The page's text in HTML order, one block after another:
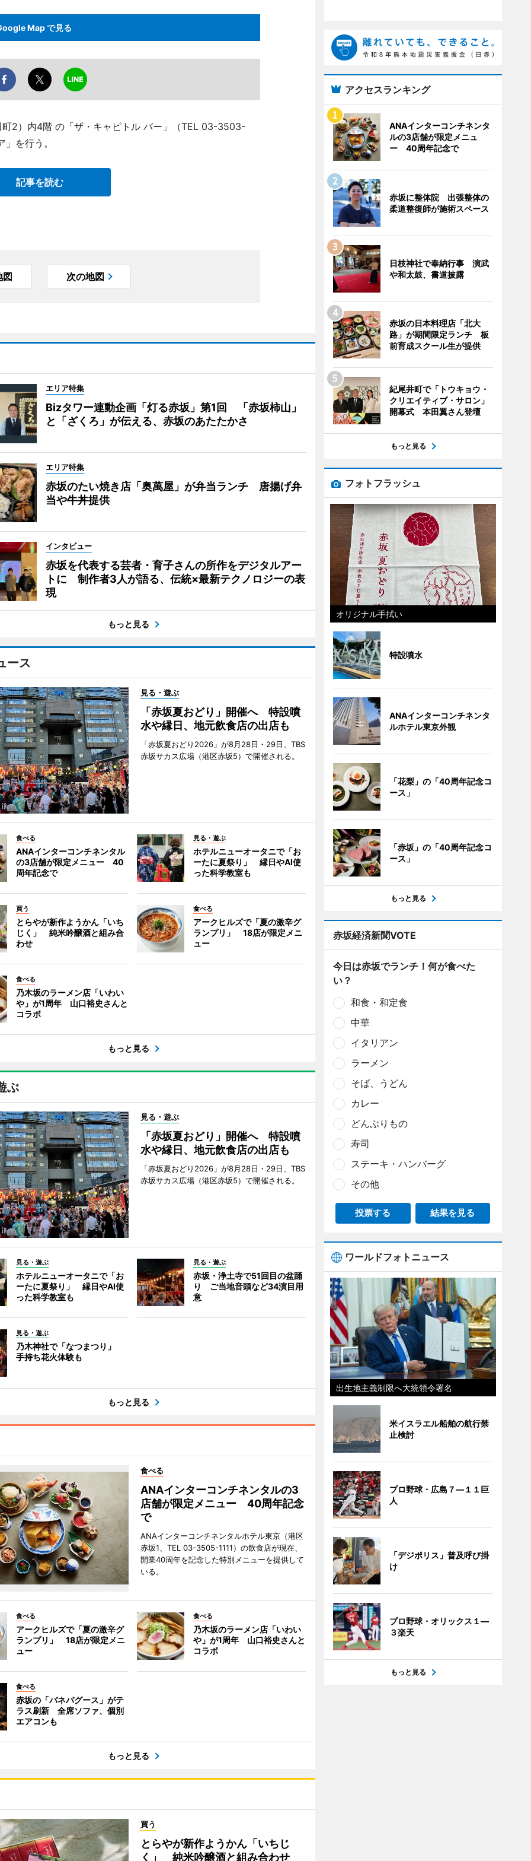
Map で見る
2）内4階 の「ザ・キャピトル バー」（TEL 03-3503-
を行う。
記事を読む
図 次の地図
エリア特集
Bizタワー連動企画「灯る赤坂」第1回 「赤坂柿山」
と「ざくろ」が伝える、赤坂のあたたかさ
エリア特集
赤坂のたい焼き店「奥萬屋」が弁当ランチ 唐揚げ弁
当や牛丼提供
インタビュー
赤坂を代表する芸者・育子さんの所作をデジタルアー
トに 制作者3人が語る、伝統×最新テクノロジーの表
現
もっと見る
ース
見る・遊ぶ
「赤坂夏おどり」開催へ 特設噴
水や縁日、地元飲食店の出店も
「赤坂夏おどり2026」が8月28日・29日、TBS
赤坂サカス広場（港区赤坂5）で開催される。
食べる
ANAインターコンチネンタル
の3店舗が限定メニュー 40
周年記念で
見る・遊ぶ
ホテルニューオータニで「お
ーたに夏祭り」 縁日やAI使
った科学教室も
買う
とらやが新作ようかん「いち
じく」 純米吟醸酒と組み合
わせ
食べる
アークヒルズで「夏の激辛グ
ランプリ」 18店が限定メニ
ュー
食べる
乃木坂のラーメン店「いわい
や」が1周年 山口裕史さんと
コラボ
もっと見る
ぶ
見る・遊ぶ
「赤坂夏おどり」開催へ 特設噴
水や縁日、地元飲食店の出店も
「赤坂夏おどり2026」が8月28日・29日、TBS
赤坂サカス広場（港区赤坂5）で開催される。
見る・遊ぶ
ホテルニューオータニで「お
ーたに夏祭り」 縁日やAI使
った科学教室も
見る・遊ぶ
赤坂・浄土寺で51回目の盆踊
り ご当地音頭など34演目用
意
見る・遊ぶ
乃木神社で「なつまつり」
手持ち花火体験も
もっと見る
食べる
ANAインターコンチネンタルの3
店舗が限定メニュー 40周年記念
で
ANAインターコンチネンタルホテル東京（港区
赤坂1、TEL 03-3505-1111）の飲食店が現在、
開業40周年を記念した特別メニューを提供して
いる。
食べる
アークヒルズで「夏の激辛グ
ランプリ」 18店が限定メニ
ュー
食べる
乃木坂のラーメン店「いわい
や」が1周年 山口裕史さんと
コラボ
食べる
赤坂の「バネバグース」がテ
ラス刷新 全席ソファ、個別
エアコンも
もっと見る
買う
とらやが新作ようかん「いちじ
く」 純米吟醸酒と組み合わせ
アクセスランキング
ANAインターコンチネンタ
ルの3店舗が限定メニュ
ー 40周年記念で
赤坂に整体院 出張整体の
柔道整復師が施術スペース
日枝神社で奉納行事 演武
や和太鼓、書道披露
赤坂の日本料理店「北大
路」が期間限定ランチ 板
前育成スクール生が提供
紀尾井町で「トウキョウ・
クリエイティブ・サロン」
開幕式 本田翼さん登壇
もっと見る
フォトフラッシュ
オリジナル手拭い
特設噴水
ANAインターコンチネンタ
ルホテル東京外観
「花梨」の「40周年記念コ
ース」
「赤坂」の「40周年記念コ
ース」
もっと見る
赤坂経済新聞VOTE
今日は赤坂でランチ！何が食べた
い？
和食・和定食
中華
イタリアン
ラーメン
そば、うどん
カレー
どんぶりもの
寿司
ステーキ・ハンバーグ
その他
投票する 結果を見る
ワールドフォトニュース
出生地主義制限へ大統領令署名
米イスラエル船舶の航行禁
止検討
プロ野球・広島７―１１巨
人
「デジポリス」普及呼び掛
け
プロ野球・オリックス１―
３楽天
もっと見る